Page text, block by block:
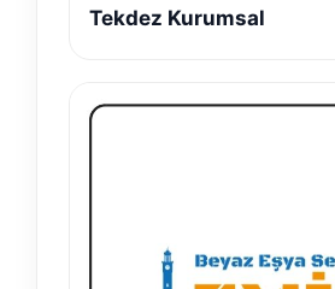
Tekdez Kurumsal